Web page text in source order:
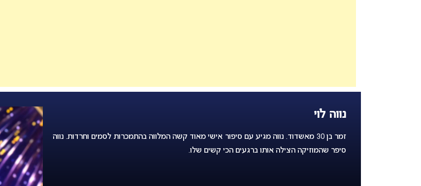
נווה לוי
זמר בן 30 מאשדוד. נווה מגיע עם סיפור אישי מאוד קשה המלווה בהתמכרות לסמים וחרדות. נווה
סיפר שהמוזיקה הצילה אותו ברגעים הכי קשים שלו.